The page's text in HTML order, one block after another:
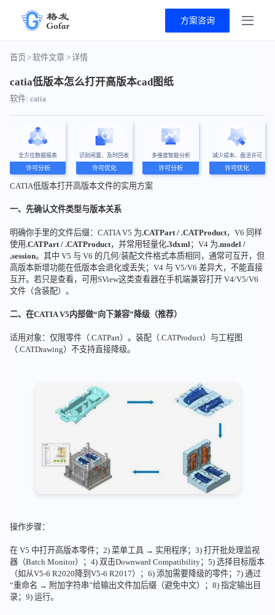
方案咨询
首页>软件文章 >详情
catia低版本怎么打开高版本cad图纸
软件: catia
全方位数据报表
许可分析
识别闲置、及时回收
许可优化
多维度智能分析
许可分析
减少成本、盘活许可
许可优化
CATIA低版本打开高版本文件的实用方案
一、先确认文件类型与版本关系
明确你手里的文件后缀：CATIA V5 为.CATPart / .CATProduct，V6 同样
使用.CATPart / .CATProduct，并常用轻量化.3dxml ；V4 为.model /
.session。其中 V5 与 V6 的几何/装配文件格式本质相同，通常可互开，但
高版本新增功能在低版本会退化或丢失；V4 与 V5/V6 差异大，不能直接
互开。若只是查看，可用SView这类查看器在手机端兼容打开 V4/V5/V6
文件（含装配）。
二、在CATIA V5内部做“向下兼容”降级（推荐）
适用对象：仅限零件（.CATPart）。装配（.CATProduct）与工程图
（.CATDrawing）不支持直接降级。
操作步骤：
在 V5 中打开高版本零件；2) 菜单工具 → 实用程序；3) 打开批处理监视
器（Batch Monitor）；4) 双击Downward Compatibility；5) 选择目标版本
（如从V5-6 R2020降到V5-6 R2017）；6) 添加需要降级的零件；7) 通过
“重命名 → 附加字符串”给输出文件加后缀（避免中文）；8) 指定输出目
录；9) 运行。